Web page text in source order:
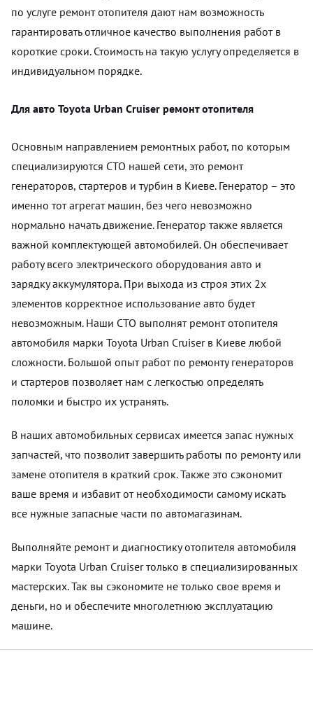
по услуге ремонт отопителя дают нам возможность
гарантировать отличное качество выполнения работ в
короткие сроки. Стоимость на такую услугу определяется в
индивидуальном порядке.
Для авто Toyota Urban Cruiser ремонт отопителя
Основным направлением ремонтных работ, по которым
специализируются СТО нашей сети, это ремонт
генераторов, стартеров и турбин в Киеве. Генератор – это
именно тот агрегат машин, без чего невозможно
нормально начать движение. Генератор также является
важной комплектующей автомобилей. Он обеспечивает
работу всего электрического оборудования авто и
зарядку аккумулятора. При выхода из строя этих 2х
элементов корректное использование авто будет
невозможным. Наши СТО выполнят ремонт отопителя
автомобиля марки Toyota Urban Cruiser в Киеве любой
сложности. Большой опыт работ по ремонту генераторов
и стартеров позволяет нам с легкостью определять
поломки и быстро их устранять.
В наших автомобильных сервисах имеется запас нужных
запчастей, что позволит завершить работы по ремонту или
замене отопителя в краткий срок. Также это сэкономит
ваше время и избавит от необходимости самому искать
все нужные запасные части по автомагазинам.
Выполняйте ремонт и диагностику отопителя автомобиля
марки Toyota Urban Cruiser только в специализированных
мастерских. Так вы сэкономите не только свое время и
деньги, но и обеспечите многолетнюю эксплуатацию
машине.